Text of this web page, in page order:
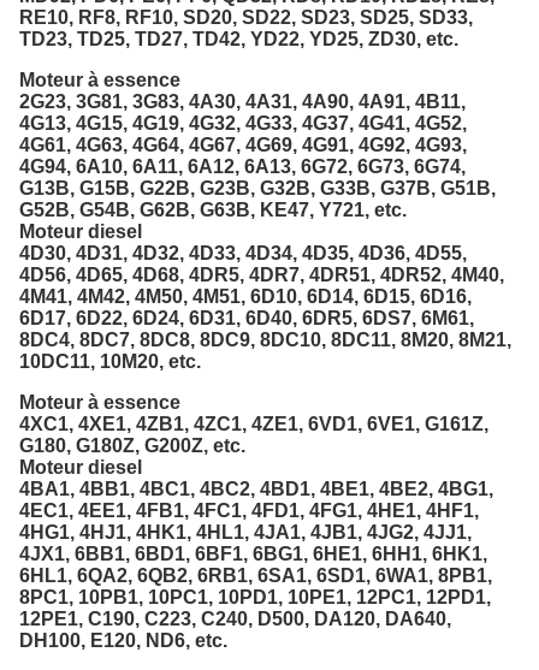
RE10, RF8, RF10, SD20, SD22, SD23, SD25, SD33,
TD23, TD25, TD27, TD42, YD22, YD25, ZD30, etc.
Moteur à essence
2G23, 3G81, 3G83, 4A30, 4A31, 4A90, 4A91, 4B11,
4G13, 4G15, 4G19, 4G32, 4G33, 4G37, 4G41, 4G52,
4G61, 4G63, 4G64, 4G67, 4G69, 4G91, 4G92, 4G93,
4G94, 6A10, 6A11, 6A12, 6A13, 6G72, 6G73, 6G74,
G13B, G15B, G22B, G23B, G32B, G33B, G37B, G51B,
G52B, G54B, G62B, G63B, KE47, Y721, etc.
Moteur diesel
4D30, 4D31, 4D32, 4D33, 4D34, 4D35, 4D36, 4D55,
4D56, 4D65, 4D68, 4DR5, 4DR7, 4DR51, 4DR52, 4M40,
4M41, 4M42, 4M50, 4M51, 6D10, 6D14, 6D15, 6D16,
6D17, 6D22, 6D24, 6D31, 6D40, 6DR5, 6DS7, 6M61,
8DC4, 8DC7, 8DC8, 8DC9, 8DC10, 8DC11, 8M20, 8M21,
10DC11, 10M20, etc.
Moteur à essence
4XC1, 4XE1, 4ZB1, 4ZC1, 4ZE1, 6VD1, 6VE1, G161Z,
G180, G180Z, G200Z, etc.
Moteur diesel
4BA1, 4BB1, 4BC1, 4BC2, 4BD1, 4BE1, 4BE2, 4BG1,
4EC1, 4EE1, 4FB1, 4FC1, 4FD1, 4FG1, 4HE1, 4HF1,
4HG1, 4HJ1, 4HK1, 4HL1, 4JA1, 4JB1, 4JG2, 4JJ1,
4JX1, 6BB1, 6BD1, 6BF1, 6BG1, 6HE1, 6HH1, 6HK1,
6HL1, 6QA2, 6QB2, 6RB1, 6SA1, 6SD1, 6WA1, 8PB1,
8PC1, 10PB1, 10PC1, 10PD1, 10PE1, 12PC1, 12PD1,
12PE1, C190, C223, C240, D500, DA120, DA640,
DH100, E120, ND6, etc.